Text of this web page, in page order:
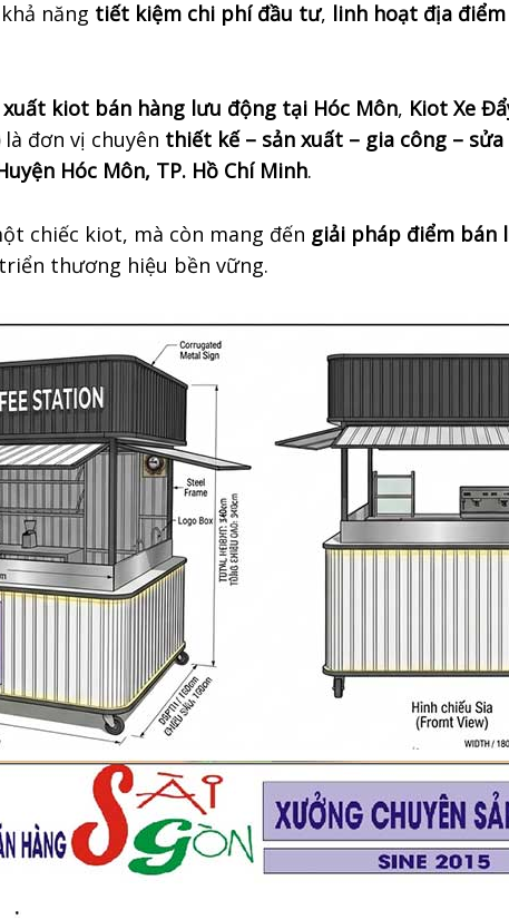
năng tiết kiệm chi phí đầu tư, linh hoạt địa
kiot bán hàng lưu động tại Hóc Môn, Kiot Xe
là đơn vị chuyên thiết kế – sản xuất – gia công –
Hóc Môn, TP. Hồ Chí Minh.
chiếc kiot, mà còn mang đến giải pháp điểm bán
thương hiệu bền vững.